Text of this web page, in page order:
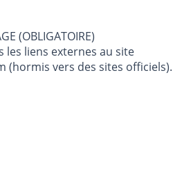
TEXTE DE VOTRE MESSAGE (OBLIGATOIRE)
les liens externes au site
(hormis vers des sites officiels).